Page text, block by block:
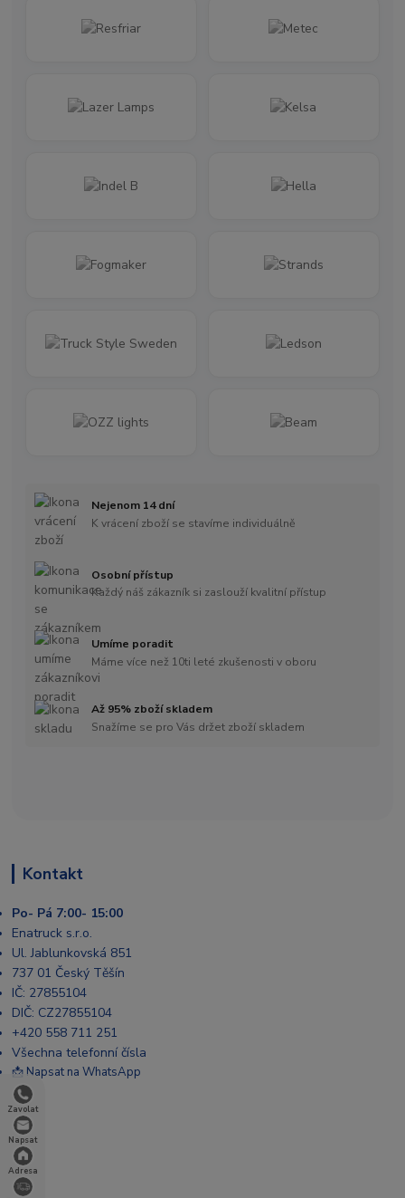
Zavolat
Napsat
Adresa
Nejenom 14 dní
K vrácení zboží se stavíme individuálně
Osobní přístup
Každý náš zákazník si zaslouží kvalitní přístup
Umíme poradit
Máme více než 10ti leté zkušenosti v oboru
Až 95% zboží skladem
Snažíme se pro Vás držet zboží skladem
Kontakt
Po- Pá 7:00- 15:00
Enatruck s.r.o.
Ul. Jablunkovská 851
737 01 Český Těšín
IČ: 27855104
DIČ: CZ27855104
+420 558 711 251
Všechna telefonní čísla
📩 Napsat na WhatsApp